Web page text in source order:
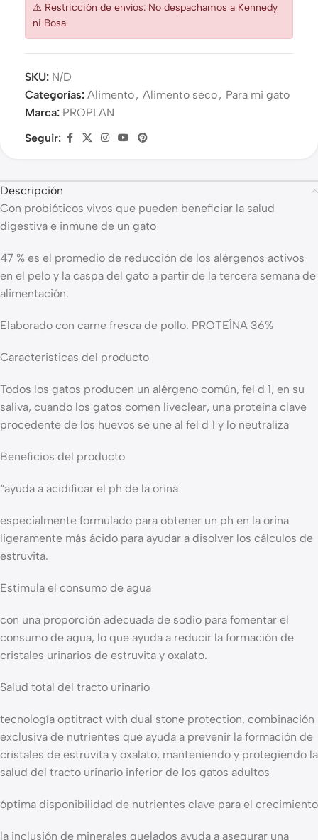
⚠️ Restricción de envíos: No despachamos a Kennedy
ni Bosa.
SKU: N/D
Categorías: Alimento, Alimento seco, Para mi gato
Marca: PROPLAN
Seguir:
Descripción
Con probióticos vivos que pueden beneficiar la salud
digestiva e inmune de un gato
47 % es el promedio de reducción de los alérgenos activos
en el pelo y la caspa del gato a partir de la tercera semana de
alimentación.
Elaborado con carne fresca de pollo. PROTEÍNA 36%
Caracteristicas del producto
Todos los gatos producen un alérgeno común, fel d 1, en su
saliva, cuando los gatos comen liveclear, una proteína clave
procedente de los huevos se une al fel d 1 y lo neutraliza
Beneficios del producto
“ayuda a acidificar el ph de la orina
especialmente formulado para obtener un ph en la orina
ligeramente más ácido para ayudar a disolver los cálculos de
estruvita.
Estimula el consumo de agua
con una proporción adecuada de sodio para fomentar el
consumo de agua, lo que ayuda a reducir la formación de
cristales urinarios de estruvita y oxalato.
Salud total del tracto urinario
tecnología optitract with dual stone protection, combinación
exclusiva de nutrientes que ayuda a prevenir la formación de
cristales de estruvita y oxalato, manteniendo y protegiendo la
salud del tracto urinario inferior de los gatos adultos
óptima disponibilidad de nutrientes clave para el crecimiento
la inclusión de minerales quelados ayuda a asegurar una